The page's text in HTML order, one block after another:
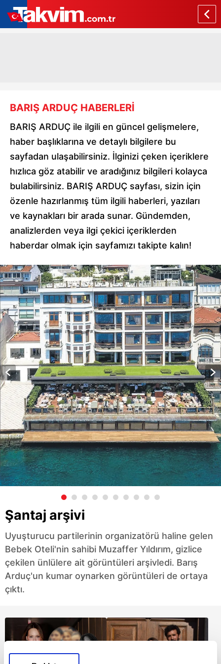
BARIŞ ARDUÇ HABERLERİ
BARIŞ ARDUÇ ile ilgili en güncel gelişmelere,
haber başlıklarına ve detaylı bilgilere bu
sayfadan ulaşabilirsiniz. İlginizi çeken içeriklere
hızlıca göz atabilir ve aradığınız bilgileri kolayca
bulabilirsiniz. BARIŞ ARDUÇ sayfası, sizin için
özenle hazırlanmış tüm ilgili haberleri, yazıları
ve kaynakları bir arada sunar. Gündemden,
analizlerden veya ilgi çekici içeriklerden
haberdar olmak için sayfamızı takipte kalın!
Şantaj arşivi
Uyuşturucu partilerinin organizatörü haline gelen
Bebek Oteli'nin sahibi Muzaffer Yıldırım, gizlice
çekilen ünlülere ait görüntüleri arşivledi. Barış
Arduç'un kumar oynarken görüntüleri de ortaya
çıktı.